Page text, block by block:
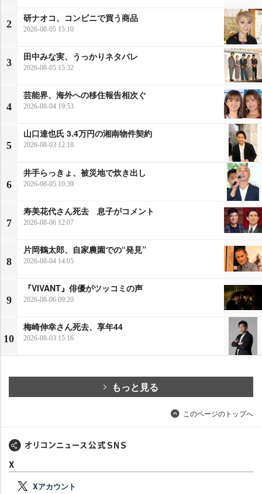
2
研ナオコ、コンビニで買う商品
2026-08-05 15:10
3
田中みな実、うっかりネタバレ
2026-08-05 15:32
4
芸能界、海外への移住報告相次ぐ
2026-08-04 19:53
5
山口達也氏 3.4万円の湘南物件契約
2026-08-03 12:18
6
井手らっきょ、被災地で炊き出し
2026-08-05 10:39
7
寿美花代さん死去 息子がコメント
2026-08-06 12:07
8
片岡鶴太郎、自家農園での“発見”
2026-08-04 14:05
9
『VIVANT』俳優がツッコミの声
2026-08-06 09:20
10
梅崎伸幸さん死去、享年44
2026-08-03 15:16
もっと見る
このページのトップへ
X
Xアカウント